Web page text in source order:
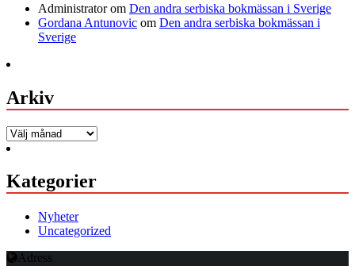
Administratorom Den andra serbiska bokmässan i Sverige
Gordana Antunovic om Den andra serbiska bokmässan i
Sverige
Arkiv
Arkiv
Kategorier
Nyheter
Uncategorized
Adress